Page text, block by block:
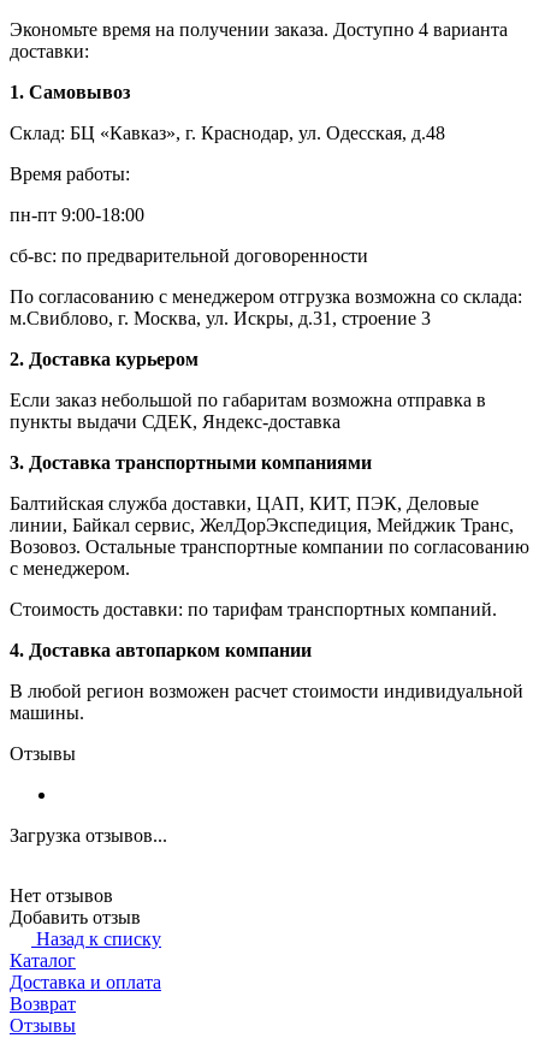
Экономьте время на получении заказа. Доступно 4 варианта
доставки:
1. Самовывоз
Склад: БЦ «Кавказ», г. Краснодар, ул. Одесская, д.48
Время работы:
пн-пт 9:00-18:00
сб-вс: по предварительной договоренности
По согласованию с менеджером отгрузка возможна со склада:
м.Свиблово, г. Москва, ул. Искры, д.31, строение 3
2. Доставка курьером
Если заказ небольшой по габаритам возможна отправка в
пункты выдачи СДЕК, Яндекс-доставка
3. Доставка транспортными компаниями
Балтийская служба доставки, ЦАП, КИТ, ПЭК, Деловые
линии, Байкал сервис, ЖелДорЭкспедиция, Мейджик Транс,
Возовоз. Остальные транспортные компании по согласованию
с менеджером.
Стоимость доставки: по тарифам транспортных компаний.
4. Доставка автопарком компании
В любой регион возможен расчет стоимости индивидуальной
машины.
Отзывы
Загрузка отзывов...
Нет отзывов
Добавить отзыв
Назад к списку
Каталог
Доставка и оплата
Возврат
Отзывы